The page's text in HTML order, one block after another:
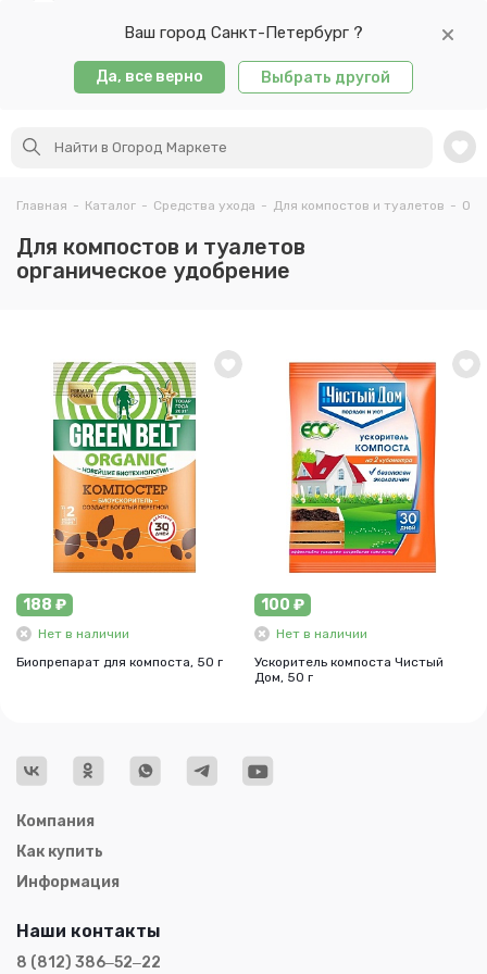
Ваш город Санкт-Петербург ?
Да, все верно Выбрать другой
Главная - Каталог - Средства ухода - Для компостов и туалетов -
Для компостов и туалетов
органическое удобрение
188 ₽
Нет в наличии
Биопрепарат для компоста, 50 г
100 ₽
Нет в наличии
Ускоритель компоста Чистый
Дом, 50 г
Компания
Как купить
Информация
Наши контакты
8 (812) 386‒52‒22